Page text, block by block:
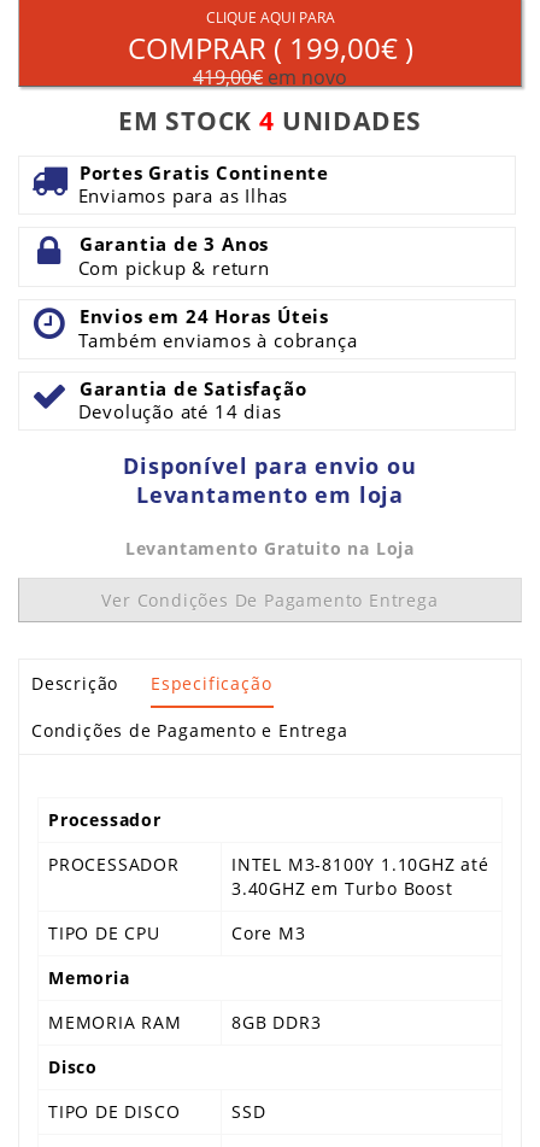
CLIQUE AQUI PARA
COMPRAR ( 199,00€)
419,00€ em novo
EM STOCK4 UNIDADES
Portes Gratis Continente
Enviamos para as Ilhas
Garantia de 3 Anos
Com pickup & return
Envios em 24 Horas Úteis
Também enviamos à cobrança
Garantia de Satisfação
Devolução até 14 dias
Disponível para envio ou
Levantamento em loja
Levantamento Gratuito na Loja
Ver Condições De Pagamento Entrega
Descrição Especificação
Condições de Pagamento e Entrega
Processador
PROCESSADOR
INTEL M3-8100Y 1.10GHZ até
3.40GHZ em Turbo Boost
TIPO DE CPU
Core M3
Memoria
MEMORIA RAM
8GB DDR3
Disco
TIPO DE DISCO
SSD